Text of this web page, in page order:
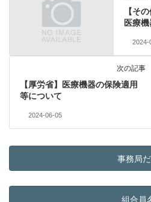
【そ
医療
2024-
次の記事
【厚労省】医療機器の保険適用
等について
2024-06-05
事務局
組合員